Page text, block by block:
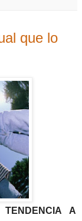
que lo
TENDENCIA A